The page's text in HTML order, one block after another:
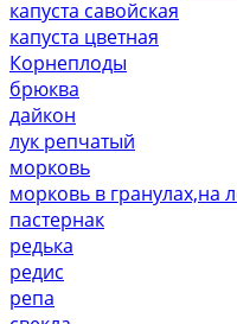
капуста савойская
капуста цветная
Корнеплоды
брюква
дайкон
лук репчатый
морковь
морковь в гранулах,на
пастернак
редька
редис
репа